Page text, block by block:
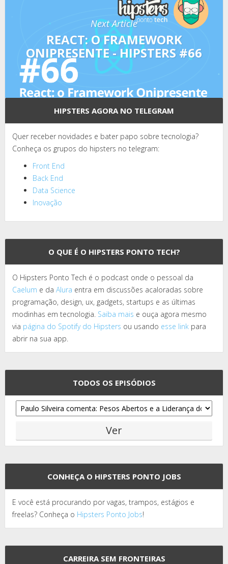
Next Article
REACT: O FRAMEWORK
ONIPRESENTE - HIPSTERS #66
HIPSTERS AGORA NO TELEGRAM
Quer receber novidades e bater papo sobre tecnologia?
Conheça os grupos do hipsters no telegram:
Front End
Back End
Data Science
Inovação
O QUE É O HIPSTERS PONTO TECH?
O Hipsters Ponto Tech é o podcast onde o pessoal da
Caelum e da Alura entra em discussões acaloradas sobre
programação, design, ux, gadgets, startups e as últimas
modinhas em tecnologia. Saiba mais e ouça agora mesmo
via página do Spotify do Hipsters ou usando esse link para
abrir na sua app.
TODOS OS EPISÓDIOS
CONHEÇA O HIPSTERS PONTO JOBS
E você está procurando por vagas, trampos, estágios e
freelas? Conheça o Hipsters Ponto Jobs!
CARREIRA SEM FRONTEIRAS